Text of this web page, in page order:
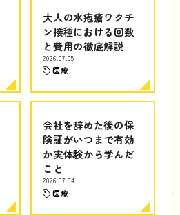
大人の水疱瘡ワクチ
ン接種における回数
と費用の徹底解説
2026.07.05
医療
会社を辞めた後の保
険証がいつまで有効
か実体験から学んだ
こと
2026.07.04
医療